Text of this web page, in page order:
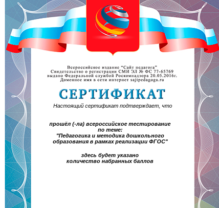
Настоящий сертификат подтверждает, что
прошёл (-ла) всероссийское тестирование
по теме:
"Педагогика и методика дошкольного
образования в рамках реализации ФГОС"
здесь будет указано
количество набранных баллов